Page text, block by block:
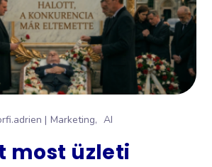
Marketing AI
most üzleti